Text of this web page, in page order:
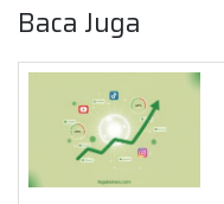
Baca Juga